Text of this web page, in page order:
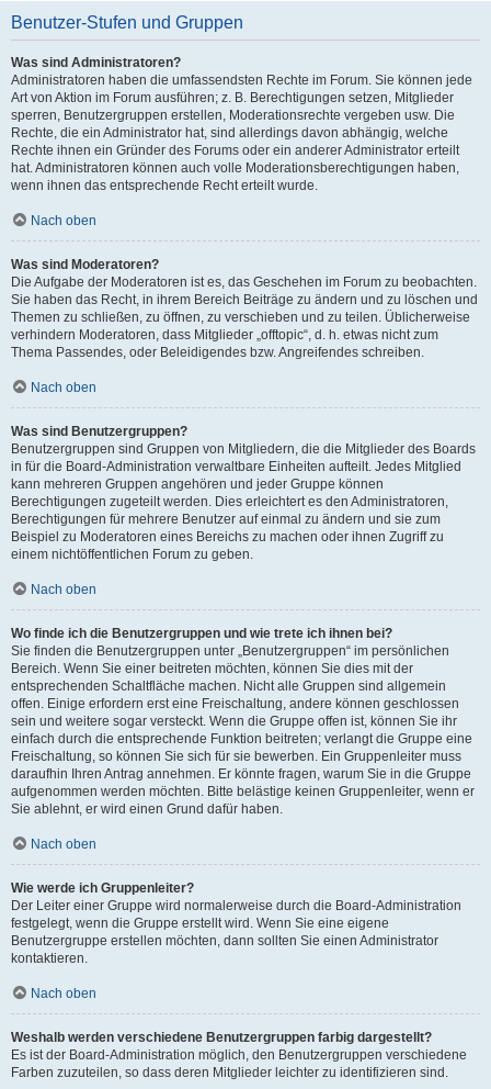
Benutzer-Stufen und Gruppen
Was sind Administratoren?
Administratoren haben die umfassendsten Rechte im Forum. Sie können jede
Art von Aktion im Forum ausführen; z. B. Berechtigungen setzen, Mitglieder
sperren, Benutzergruppen erstellen, Moderationsrechte vergeben usw. Die
Rechte, die ein Administrator hat, sind allerdings davon abhängig, welche
Rechte ihnen ein Gründer des Forums oder ein anderer Administrator erteilt
hat. Administratoren können auch volle Moderationsberechtigungen haben,
wenn ihnen das entsprechende Recht erteilt wurde.
Nach oben
Was sind Moderatoren?
Die Aufgabe der Moderatoren ist es, das Geschehen im Forum zu beobachten.
Sie haben das Recht, in ihrem Bereich Beiträge zu ändern und zu löschen und
Themen zu schließen, zu öffnen, zu verschieben und zu teilen. Üblicherweise
verhindern Moderatoren, dass Mitglieder „offtopic“, d. h. etwas nicht zum
Thema Passendes, oder Beleidigendes bzw. Angreifendes schreiben.
Nach oben
Was sind Benutzergruppen?
Benutzergruppen sind Gruppen von Mitgliedern, die die Mitglieder des Boards
in für die Board-Administration verwaltbare Einheiten aufteilt. Jedes Mitglied
kann mehreren Gruppen angehören und jeder Gruppe können
Berechtigungen zugeteilt werden. Dies erleichtert es den Administratoren,
Berechtigungen für mehrere Benutzer auf einmal zu ändern und sie zum
Beispiel zu Moderatoren eines Bereichs zu machen oder ihnen Zugriff zu
einem nichtöffentlichen Forum zu geben.
Nach oben
Wo finde ich die Benutzergruppen und wie trete ich ihnen bei?
Sie finden die Benutzergruppen unter „Benutzergruppen“ im persönlichen
Bereich. Wenn Sie einer beitreten möchten, können Sie dies mit der
entsprechenden Schaltfläche machen. Nicht alle Gruppen sind allgemein
offen. Einige erfordern erst eine Freischaltung, andere können geschlossen
sein und weitere sogar versteckt. Wenn die Gruppe offen ist, können Sie ihr
einfach durch die entsprechende Funktion beitreten; verlangt die Gruppe eine
Freischaltung, so können Sie sich für sie bewerben. Ein Gruppenleiter muss
daraufhin Ihren Antrag annehmen. Er könnte fragen, warum Sie in die Gruppe
aufgenommen werden möchten. Bitte belästige keinen Gruppenleiter, wenn er
Sie ablehnt, er wird einen Grund dafür haben.
Nach oben
Wie werde ich Gruppenleiter?
Der Leiter einer Gruppe wird normalerweise durch die Board-Administration
festgelegt, wenn die Gruppe erstellt wird. Wenn Sie eine eigene
Benutzergruppe erstellen möchten, dann sollten Sie einen Administrator
kontaktieren.
Nach oben
Weshalb werden verschiedene Benutzergruppen farbig dargestellt?
Es ist der Board-Administration möglich, den Benutzergruppen verschiedene
Farben zuzuteilen, so dass deren Mitglieder leichter zu identifizieren sind.